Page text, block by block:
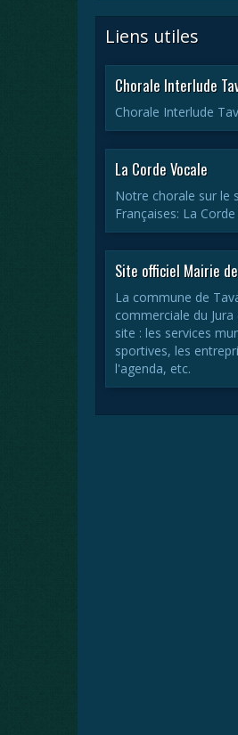
Liens utiles
Chorale Interlude
Chorale Interlude
La Corde Vocale
Notre chorale sur le
Françaises: La
Site officiel Mairie
La commune de
commerciale du
site : les services
sportives, les
l'agenda, etc.